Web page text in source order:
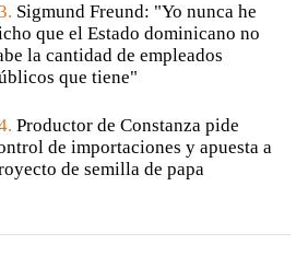
Sigmund Freund: "Yo nunca he
que el Estado dominicano no
la cantidad de empleados
que tiene"
Productor de Constanza pide
de importaciones y apuesta a
de semilla de papa